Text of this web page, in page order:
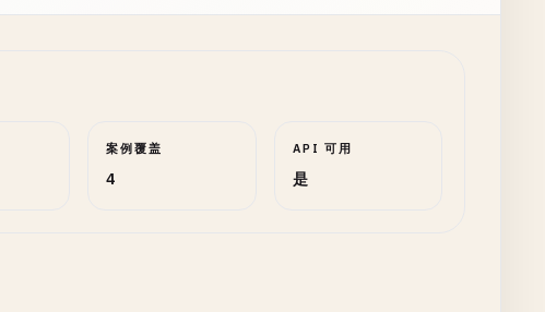
案例覆盖
4
API 可用
是